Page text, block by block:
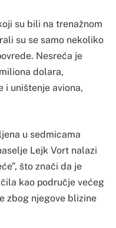
su bili na trenažnom
su se samo nekoliko
Nesreća je
dolara,
i uništenje aviona,
u sedmicama
Lejk Vort nalazi
što znači da je
kao područje većeg
zbog njegove blizine